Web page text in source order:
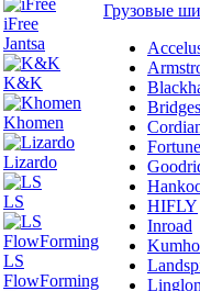
iFree
Jantsa
K&K
Khomen
Lizardo
LS
LS
FlowForming
Грузовые
Fortune
HIFLY
Inroad
Kumho